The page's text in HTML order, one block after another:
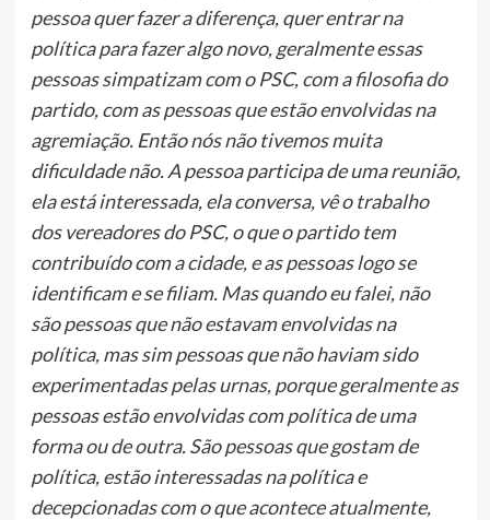
pessoa quer fazer a diferença, quer entrar na
política para fazer algo novo, geralmente essas
pessoas simpatizam com o PSC, com a filosofia do
partido, com as pessoas que estão envolvidas na
agremiação. Então nós não tivemos muita
dificuldade não. A pessoa participa de uma reunião,
ela está interessada, ela conversa, vê o trabalho
dos vereadores do PSC, o que o partido tem
contribuído com a cidade, e as pessoas logo se
identificam e se filiam. Mas quando eu falei, não
são pessoas que não estavam envolvidas na
política, mas sim pessoas que não haviam sido
experimentadas pelas urnas, porque geralmente as
pessoas estão envolvidas com política de uma
forma ou de outra. São pessoas que gostam de
política, estão interessadas na política e
decepcionadas com o que acontece atualmente,